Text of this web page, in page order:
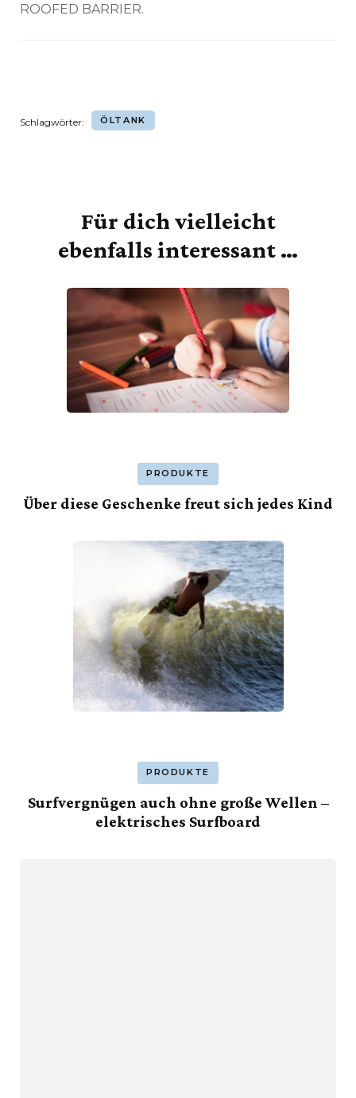
ROOFED BARRIER.
Schlagwörter: ÖLTANK
BeitragsnavigationFür dich vielleicht
ebenfalls interessant …
PRODUKTE
Über diese Geschenke freut sich jedes Kind
PRODUKTE
Surfvergnügen auch ohne große Wellen –
elektrisches Surfboard